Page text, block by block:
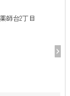
師台2丁目